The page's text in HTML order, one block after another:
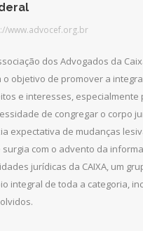
www.advocef.org.br
dos Advogados da
o objetivo de promover a
e interesses,
de congregar o corpo
expectativa de mudanças
surgia com o advento da
jurídicas da CAIXA, um
integral de toda a categoria,